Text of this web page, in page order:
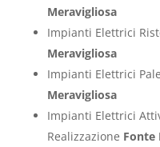
Meravigliosa
Impianti Elettrici
Meravigliosa
Impianti Elettrici
Meravigliosa
Impianti Elettrici
Realizzazione Fonte